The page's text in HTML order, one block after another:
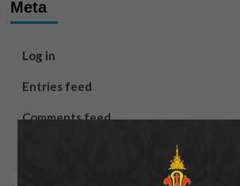
Meta
Log in
Entries feed
Comments feed